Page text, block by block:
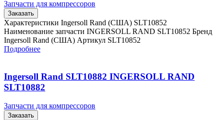
Запчасти для компрессоров
Заказать
Характеристики Ingersoll Rand (США) SLT10852
Наименование запчасти INGERSOLL RAND SLT10852 Бренд
Ingersoll Rand (США) Артикул SLT10852
Подробнее
Ingersoll Rand SLT10882 INGERSOLL RAND
SLT10882
Запчасти для компрессоров
Заказать